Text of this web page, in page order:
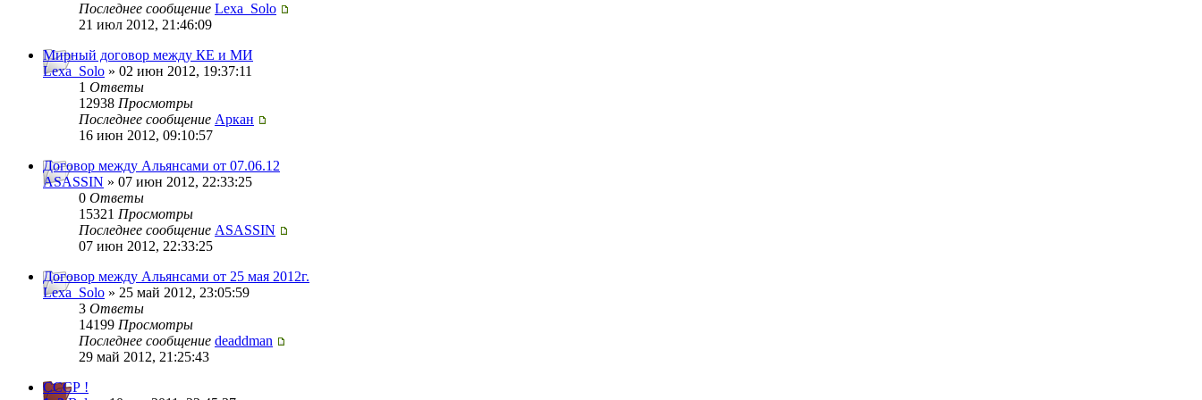
Последнее сообщение Lexa_Solo
21 июл 2012, 21:46:09
Мирный договор между КЕ и МИ
Lexa_Solo » 02 июн 2012, 19:37:11
1 Ответы
12938 Просмотры
Последнее сообщение Аркан
16 июн 2012, 09:10:57
Договор между Альянсами от 07.06.12
ASASSIN » 07 июн 2012, 22:33:25
0 Ответы
15321 Просмотры
Последнее сообщение ASASSIN
07 июн 2012, 22:33:25
Договор между Альянсами от 25 мая 2012г.
Lexa_Solo » 25 май 2012, 23:05:59
3 Ответы
14199 Просмотры
Последнее сообщение deaddman
29 май 2012, 21:25:43
СССР !